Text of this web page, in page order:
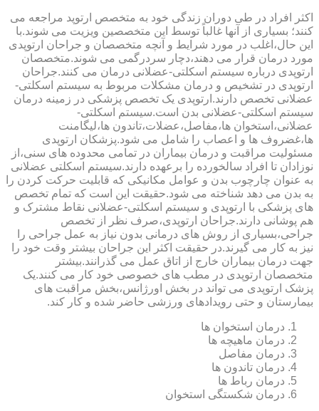
اکثر افراد در طی دوران زندگی خود به متخصص ارتوپد مراجعه می
کنند؛ بسیاری از آنها غالباً توسط این متخصصین ویزیت می شوند.با
این حال،اغلب در مورد شرایط و آنچه متخصصان و جراحان ارتوپدی
مورد درمان قرار می دهند،دچار سردرگمی می شوند.متخصصان
ارتوپدی درباره سیستم اسکلتی-عضلانی درمان می کنند.جراحان
ارتوپدی در تشخیص و درمان مشکلات مربوط به سیستم اسکلتی-
عضلانی تخصص دارند.ارتوپدی یک تخصص پزشکی در زمینه درمان
سیستم اسکلتی-عضلانی بدن است.سیستم اسکلتی-
عضلانی،استخوان ها،مفاصل،عضلات،تاندون ها،لیگامنت
ها،غضروف ها و اعصاب را شامل می شود.پزشکان ارتوپدی
مسئولیت مراقبت و درمان بیماران در تمامی محدوده های سنی،از
نوزادان تا افراد سالخورده را برعهده دارند.سیستم اسکلتی عضلانی
به عنوان چارچوب بدن و عوامل مکانیکی که قابلیت حرکت کردن را
به بدن می دهد شناخته می شود.حقیقت این است که تمام تخصص
های پزشکی با ارتوپدی و سیستم اسکلتی-عضلانی نقاط مشترک و
هم پوشانی دارند.جراحان ارتوپدی،صرف نظر از تخصص
جراحی،بسیاری از روش های درمانی بدون نیاز به عمل جراحی را
نیز به کار می گیرند.در حقیقت اکثر این جراحان بیشتر وقت خود را
جهت درمان بیماران خارج از اتاق عمل می گذرانند.بیشتر
متخصصان ارتوپدی در مطب های خصوصی خود کار می کنند.یک
پزشک ارتوپدی می تواند در بخش اورژانس،بخش مراقبت های
بیمارستان و حتی رویدادهای ورزشی حاضر شده و کار کند.
درمان استخوان ها
درمان ماهیچه ها
درمان مفاصل
درمان تاندون ها
درمان رباط ها
درمان شکستگی استخوان